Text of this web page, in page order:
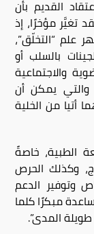
القديم بأن
تغيَّر مؤخرًا، إذ
علم “التخلّق”،
بالسلب أو
والاجتماعية
والتي يمكن أن
أتيا من الخلية
الطبية، خاصةً
وكذلك الحرص
وتوفير الدعم
مبكرًا كلما
المدى”.